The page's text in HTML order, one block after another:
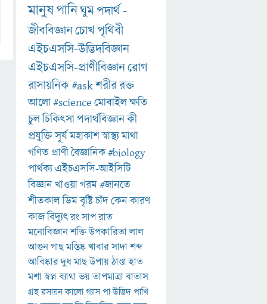
মানুষপানিঘুমপদার্থ-
জীববিজ্ঞানচোখপৃথিবী
এইচএসসি-উদ্ভিদবিজ্ঞান
এইচএসসি-প্রাণীবিজ্ঞানরোগ
রাসায়নিক#askশরীররক্ত
আলো#scienceমোবাইলক্ষতি
চুলচিকিৎসাপদার্থবিজ্ঞানকী
প্রযুক্তিসূর্যমহাকাশস্বাস্থ্যমাথা
গণিত প্রাণীবৈজ্ঞানিক#biology
পার্থক্য এইচএসসি-আইসিটি
বিজ্ঞানখাওয়াগরম#জানতে
শীতকালডিমবৃষ্টিচাঁদকেনকারণ
কাজবিদ্যুৎরংসাপরাত
মনোবিজ্ঞানশক্তিউপকারিতালাল
আগুনগাছমস্তিষ্কখাবারসাদাশব্দ
আবিষ্কারদুধমাছউপায়ঠাণ্ডাহাত
মশাস্বপ্নব্যাথাভয়তাপমাত্রাবাতাস
গ্রহরসায়নকালোগ্যাসপাউদ্ভিদপাখি